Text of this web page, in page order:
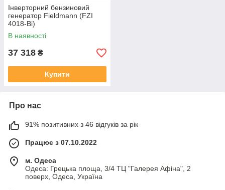
Інверторний бензиновий
генератор Fieldmann (FZI
4018-Bi)
В наявності
37 318 ₴
Купити
Про нас
91% позитивних з 46 відгуків за рік
Працює з 07.10.2022
м. Одеса
Одеса: Грецька площа, 3/4 ТЦ "Галерея Афіна", 2
поверх, Одеса, Україна